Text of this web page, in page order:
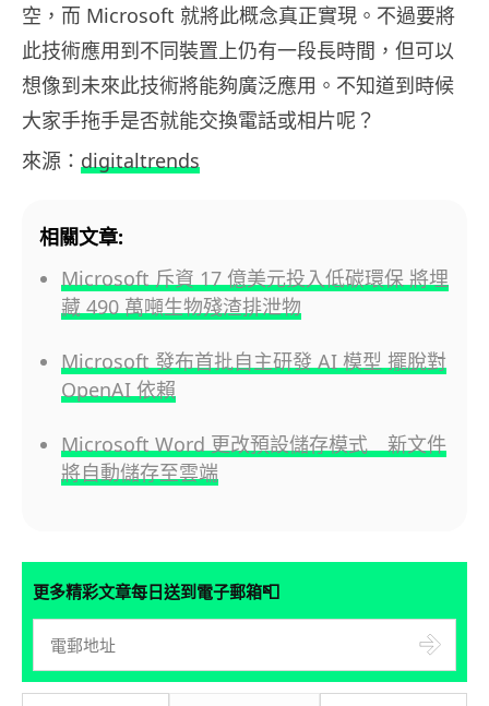
空，而 Microsoft 就將此概念真正實現。不過要將
此技術應用到不同裝置上仍有一段長時間，但可以
想像到未來此技術將能夠廣泛應用。不知道到時候
大家手拖手是否就能交換電話或相片呢？
來源： digitaltrends
相關文章:
Microsoft 斥資 17 億美元投入低碳環保 將埋
藏 490 萬噸生物殘渣排泄物
Microsoft 發布首批自主研發 AI 模型 擺脫對
OpenAI 依賴
Microsoft Word 更改預設儲存模式 新文件
將自動儲存至雲端
更多精彩文章每日送到電子郵箱📮